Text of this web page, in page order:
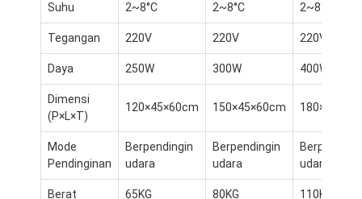
Suhu
2~8°C
2~8°C
2~8°C
Tegangan 220V 220V 220V
Daya 250W 300W 400W
Dimensi
(P×L×T)
120×45×60cm 150×45×60cm
Mode
Pendinginan
Berpendingin
udara
Berpendingin
udara
udara
Berat 65KG 80KG 110KG